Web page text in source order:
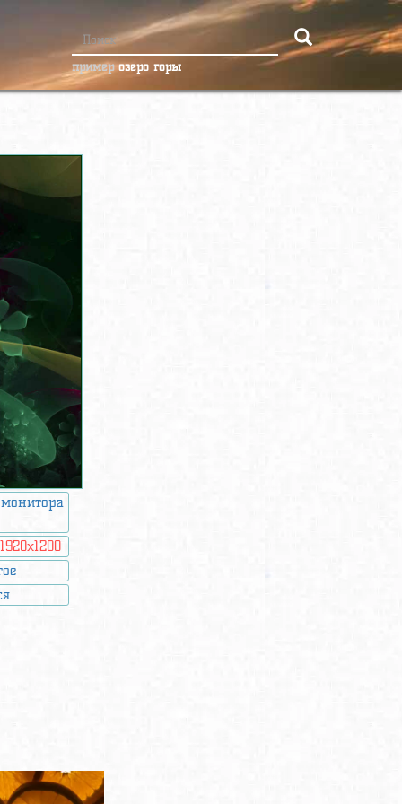
примерозеро горы
1920x1200